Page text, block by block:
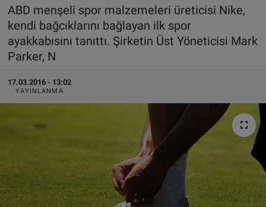
ABD menşeli spor malzemeleri üreticisi Nike,
kendi bağcıklarını bağlayan ilk spor
ayakkabısını tanıttı. Şirketin Üst Yöneticisi Mark
Parker, N
17.03.2016 - 13:02
YAYINLANMA
FRANSA
AVUSTURYA
SAĞLIK - YAŞAM
TÜRKİYE
DÜNYA
BİLİM-TEKNOLOJİ
FOTO GALERİ
ALGEMENE VOORWAARDEN
Süper Lig Puan Durumu ve Fikstür
Tüm Manşetler
Son Dakika Haberleri